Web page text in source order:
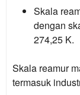
Skala
dengan
274,25 K.
Skala reamur
termasuk